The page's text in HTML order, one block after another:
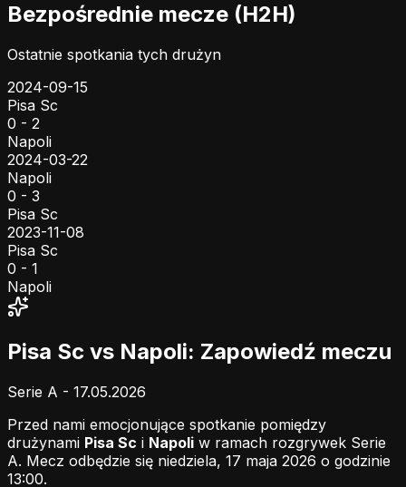
Bezpośrednie mecze (H2H)
Ostatnie spotkania tych drużyn
2024-09-15
Pisa Sc
0 - 2
Napoli
2024-03-22
Napoli
0 - 3
Pisa Sc
2023-11-08
Pisa Sc
0 - 1
Napoli
Pisa Sc vs Napoli: Zapowiedź meczu
Serie A - 17.05.2026
Przed nami emocjonujące spotkanie pomiędzy
drużynami Pisa Sc i Napoli w ramach rozgrywek Serie
A. Mecz odbędzie się niedziela, 17 maja 2026 o godzinie
13:00.